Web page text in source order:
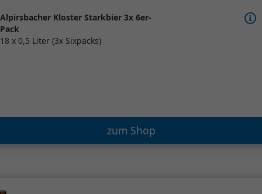
Alpirsbacher Kloster Starkbier 3x 6er-
Pack
18 x 0,5 Liter (3x Sixpacks)
zum Shop